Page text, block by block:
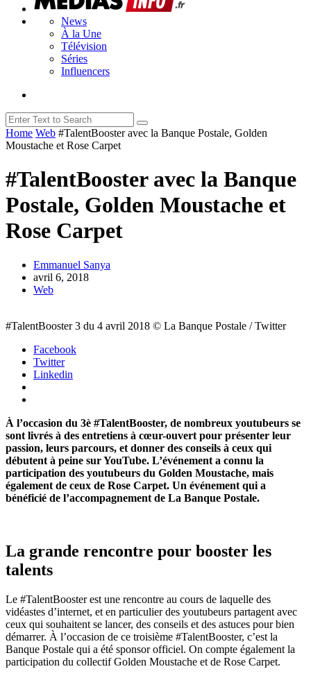
News
À la Une
Télévision
Séries
Influencers
Home Web #TalentBooster avec la Banque Postale, Golden
Moustache et Rose Carpet
#TalentBooster avec la Banque
Postale, Golden Moustache et
Rose Carpet
Emmanuel Sanya
avril 6, 2018
Web
#TalentBooster 3 du 4 avril 2018 © La Banque Postale / Twitter
Facebook
Twitter
Linkedin
À l’occasion du 3è #TalentBooster, de nombreux youtubeurs se
sont livrés à des entretiens à cœur-ouvert pour présenter leur
passion, leurs parcours, et donner des conseils à ceux qui
débutent à peine sur YouTube. L’événement a connu la
participation des youtubeurs du Golden Moustache, mais
également de ceux de Rose Carpet. Un événement qui a
bénéficié de l’accompagnement de La Banque Postale.
La grande rencontre pour booster les
talents
Le #TalentBooster est une rencontre au cours de laquelle des
vidéastes d’internet, et en particulier des youtubeurs partagent avec
ceux qui souhaitent se lancer, des conseils et des astuces pour bien
démarrer. À l’occasion de ce troisième #TalentBooster, c’est la
Banque Postale qui a été sponsor officiel. On compte également la
participation du collectif Golden Moustache et de Rose Carpet.